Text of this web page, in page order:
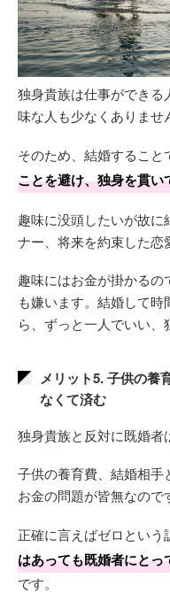
独身貴族は仕事ができる
味な人も少なくありませ
そのため、結婚すること
ことを避け、独身を貫い
趣味に没頭したいが故に
ナー、将来を約束した恋
趣味にはお金が掛かる
も嫌います。結婚して
ら、ずっと一人でいい、
メリット5. 子供の養
なくて済む
独身貴族と反対に既婚者
子供の養育費、結婚相
お金の問題が皆無なので
正確に言えばゼロという
はあっても既婚者にとっ
です。